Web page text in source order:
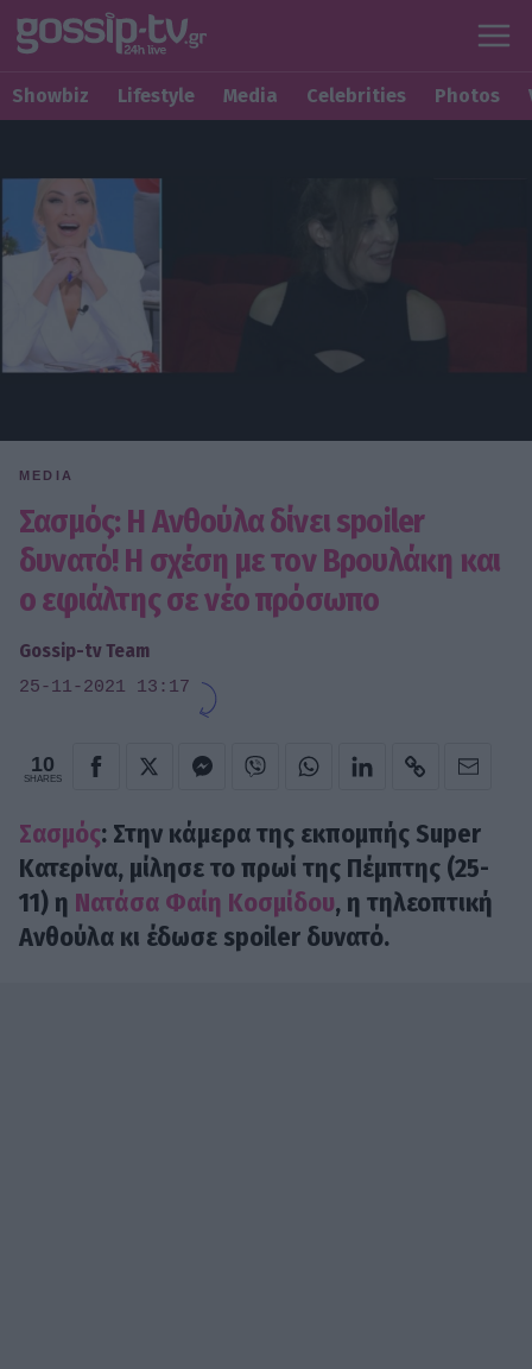
Showbiz Lifestyle Media Celebrities Photos
MEDIA
Σασμός: Η Ανθούλα δίνει spoiler
δυνατό! Η σχέση με τον Βρουλάκη και
ο εφιάλτης σε νέο πρόσωπο
Gossip-tv Team
25-11-2021 13:17
10
SHARES
Σασμός: Στην κάμερα της εκπομπής Super
Κατερίνα, μίλησε το πρωί της Πέμπτης (25-
11) η Νατάσα Φαίη Κοσμίδου, η τηλεοπτική
Ανθούλα κι έδωσε spoiler δυνατό.